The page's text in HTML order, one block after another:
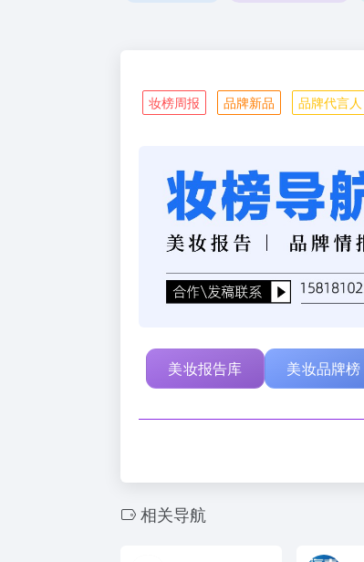
妆榜周报 品牌新品 品牌代言人
美妆报告库 美妆品牌榜
相关导航